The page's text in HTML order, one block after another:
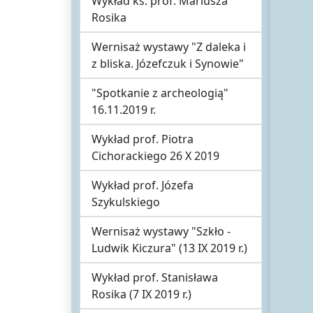
Rosika
Wernisaż wystawy "Z daleka i
z bliska. Józefczuk i Synowie"
"Spotkanie z archeologią"
16.11.2019 r.
Wykład prof. Piotra
Cichorackiego 26 X 2019
Wykład prof. Józefa
Szykulskiego
Wernisaż wystawy "Szkło -
Ludwik Kiczura" (13 IX 2019 r.)
Wykład prof. Stanisława
Rosika (7 IX 2019 r.)